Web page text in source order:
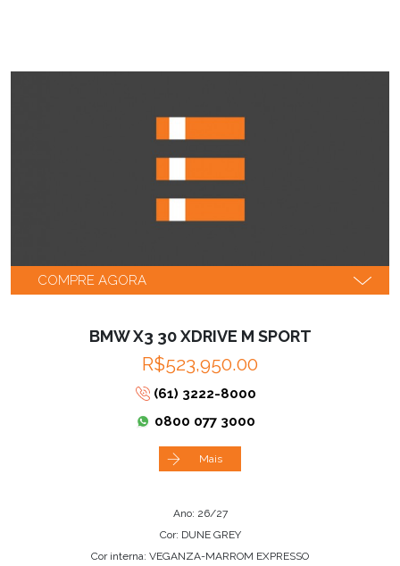
COMPRE AGORA
BMW X3 30 XDRIVE M SPORT
R$523,950.00
(61) 3222-8000
0800 077 3000
Mais
Ano: 26/27
Cor: DUNE GREY
Cor interna: VEGANZA-MARROM EXPRESSO